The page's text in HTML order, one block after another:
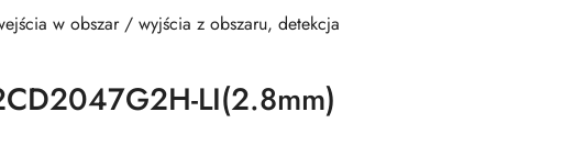
w obszar / wyjścia z obszaru, detekcja
LI(2.8mm)